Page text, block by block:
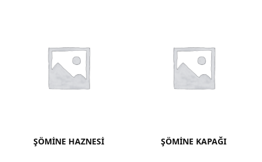
ŞÖMINE HAZNESI ŞÖMINE KAPAĞI